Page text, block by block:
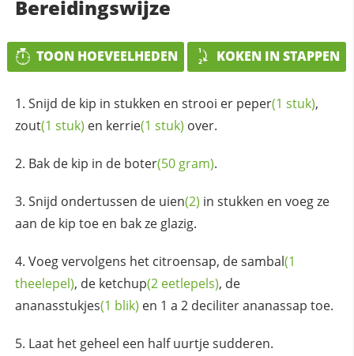
Bereidingswijze
TOON HOEVEELHEDEN KOKEN IN STAPPEN
Snijd de kip in stukken en strooi er peper(1 stuk),
zout(1 stuk) en kerrie(1 stuk) over.
Bak de kip in de boter(50 gram).
Snijd ondertussen de uien(2) in stukken en voeg ze
aan de kip toe en bak ze glazig.
Voeg vervolgens het citroensap, desambal(1
theelepel), de ketchup(2 eetlepels), de
ananasstukjes(1 blik) en 1 a 2 deciliter ananassap toe.
Laat het geheel een half uurtje sudderen.